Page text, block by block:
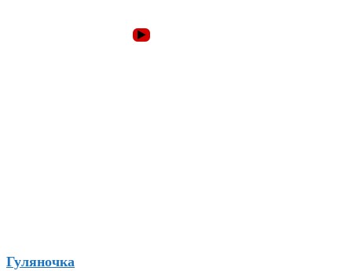
Гуляночка